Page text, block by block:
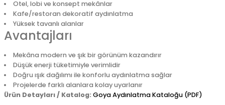
Otel, lobi ve konsept mekânlar
Kafe/restoran dekoratif aydınlatma
Yüksek tavanlı alanlar
Avantajları
Mekâna modern ve şık bir görünüm kazandırır
Düşük enerji tüketimiyle verimlidir
Doğru ışık dağılımı ile konforlu aydınlatma sağlar
Projelerde farklı alanlara kolay uyarlanır
Ürün Detayları / Katalog: Goya Aydınlatma Kataloğu (PDF)